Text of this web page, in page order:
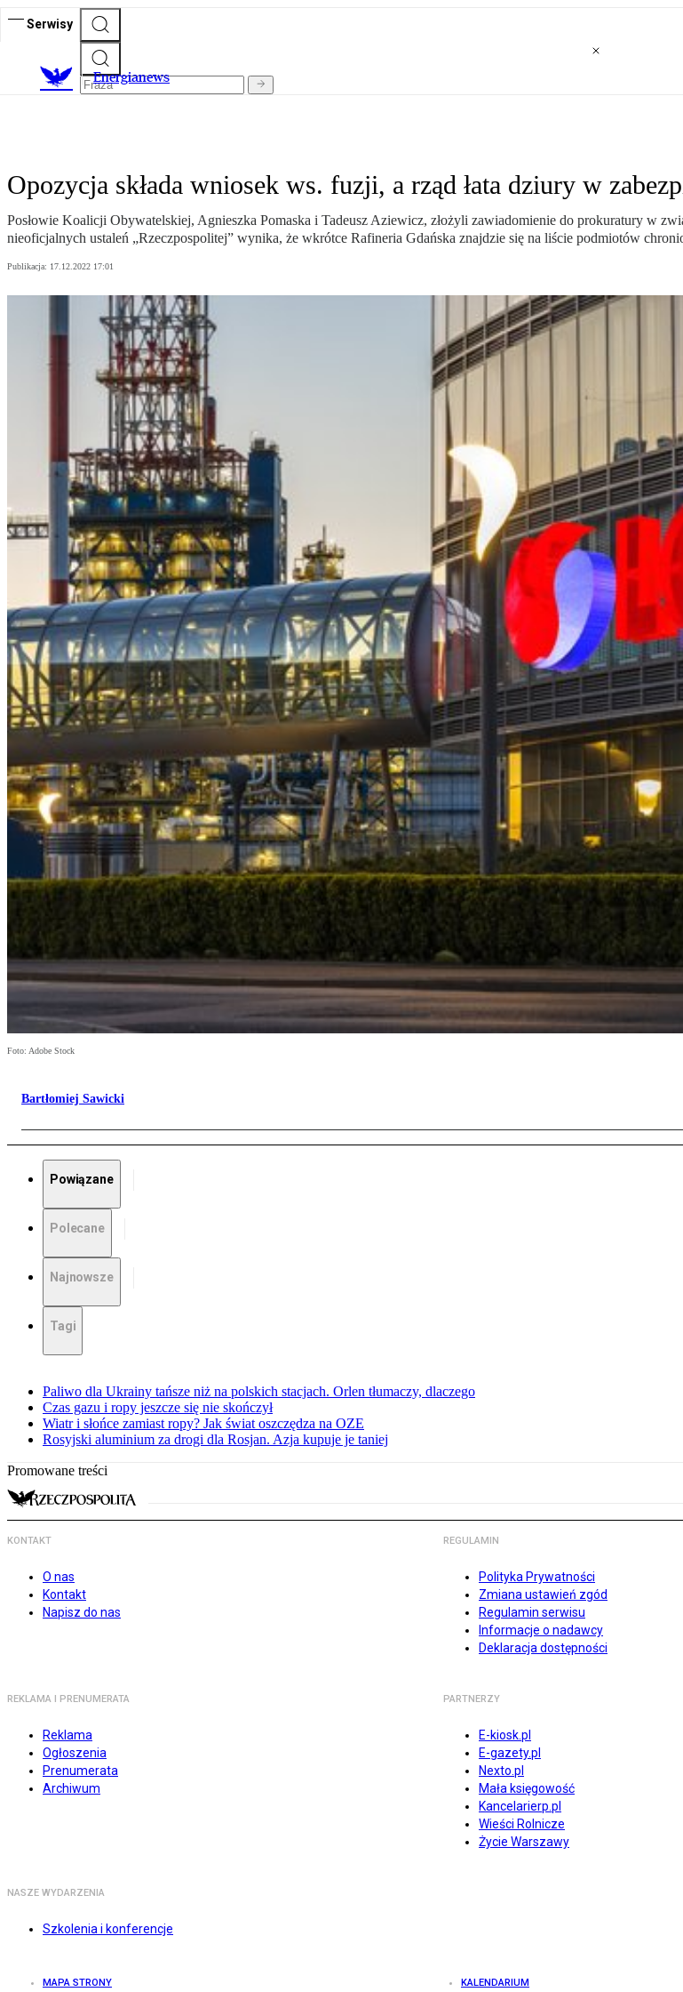
Serwisy
Energianews
Opozycja składa wniosek ws. fuzji, a rząd łata dziury w
Posłowie Koalicji Obywatelskiej, Agnieszka Pomaska i Tadeusz Aziewicz, złożyli zawiadomienie do prokuratury w
nieoficjalnych ustaleń „Rzeczpospolitej” wynika, że wkrótce Rafineria Gdańska znajdzie się na liście podmiotów
Publikacja: 17.12.2022 17:01
Foto: Adobe Stock
Bartłomiej Sawicki
Powiązane
Polecane
Najnowsze
Tagi
Paliwo dla Ukrainy tańsze niż na polskich stacjach. Orlen tłumaczy, dlaczego
Czas gazu i ropy jeszcze się nie skończył
Wiatr i słońce zamiast ropy? Jak świat oszczędza na OZE
Rosyjski aluminium za drogi dla Rosjan. Azja kupuje je taniej
Promowane treści
KONTAKT
O nas
Kontakt
Napisz do nas
REGULAMIN
Polityka Prywatności
Zmiana ustawień zgód
Regulamin serwisu
Informacje o nadawcy
Deklaracja dostępności
REKLAMA I PRENUMERATA
Reklama
Ogłoszenia
Prenumerata
Archiwum
PARTNERZY
E-kiosk.pl
E-gazety.pl
Nexto.pl
Mała księgowość
Kancelarierp.pl
Wieści Rolnicze
Życie Warszawy
NASZE WYDARZENIA
Szkolenia i konferencje
MAPA STRONY KALENDARIUM